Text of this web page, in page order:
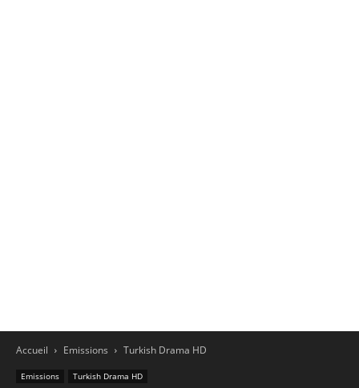
Accueil Emissions Turkish Drama HD
Emissions Turkish Drama HD